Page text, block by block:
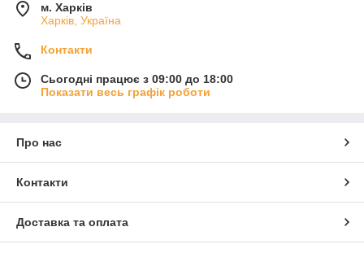
м. Харків
Харків, Україна
Контакти
Сьогодні працює з 09:00 до 18:00
Показати весь графік роботи
Про нас
Контакти
Доставка та оплата